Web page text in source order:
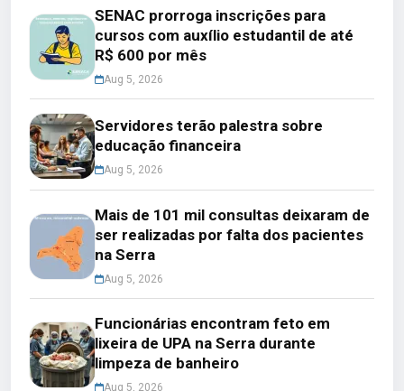
SENAC prorroga inscrições para
cursos com auxílio estudantil de até
R$ 600 por mês
Aug 5, 2026
Servidores terão palestra sobre
educação financeira
Aug 5, 2026
Mais de 101 mil consultas deixaram de
ser realizadas por falta dos pacientes
na Serra
Aug 5, 2026
Funcionárias encontram feto em
lixeira de UPA na Serra durante
limpeza de banheiro
Aug 5, 2026